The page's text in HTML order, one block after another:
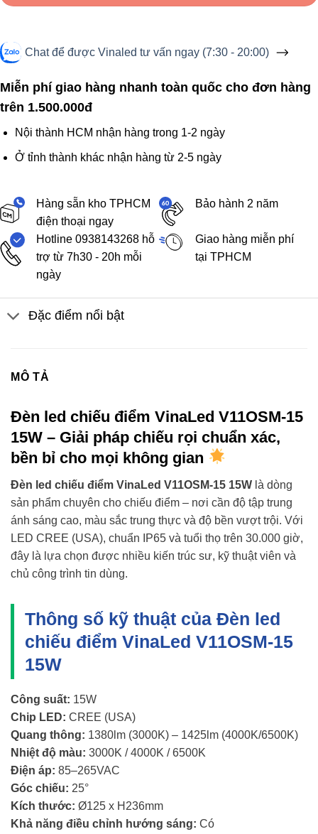
Chat để được Vinaled tư vấn ngay (7:30 - 20:00)
Miễn phí giao hàng nhanh toàn quốc cho đơn hàng
trên 1.500.000đ
Nội thành HCM nhận hàng trong 1-2 ngày
Ở tỉnh thành khác nhận hàng từ 2-5 ngày
Hàng sẵn kho TPHCM
điện thoại ngay
Bảo hành 2 năm
Hotline 0938143268 hỗ
trợ từ 7h30 - 20h mỗi
ngày
Giao hàng miễn phí
tại TPHCM
Đặc điểm nổi bật
MÔ TẢ
Đèn led chiếu điểm VinaLed V11OSM-15
15W – Giải pháp chiếu rọi chuẩn xác,
bền bỉ cho mọi không gian
Đèn led chiếu điểm VinaLed V11OSM-15 15W là dòng
sản phẩm chuyên cho chiếu điểm – nơi cần độ tập trung
ánh sáng cao, màu sắc trung thực và độ bền vượt trội. Với
LED CREE (USA), chuẩn IP65 và tuổi thọ trên 30.000 giờ,
đây là lựa chọn được nhiều kiến trúc sư, kỹ thuật viên và
chủ công trình tin dùng.
Thông số kỹ thuật của Đèn led
chiếu điểm VinaLed V11OSM-15
15W
Công suất: 15W
Chip LED: CREE (USA)
Quang thông: 1380lm (3000K) – 1425lm (4000K/6500K)
Nhiệt độ màu: 3000K / 4000K / 6500K
Điện áp: 85–265VAC
Góc chiếu: 25°
Kích thước: Ø125 x H236mm
Khả năng điều chỉnh hướng sáng: Có